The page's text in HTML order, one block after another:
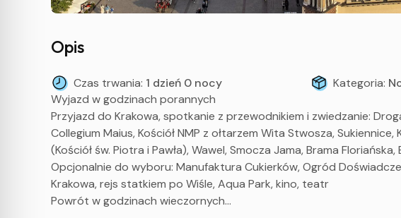
Opis
Czas trwania: 1 dzień 0 nocy Kategoria:
Wyjazd w godzinach porannych
Przyjazd do Krakowa, spotkanie z przewodnikiem i zwiedzanie:
Collegium Maius, Kościół NMP z ołtarzem Wita Stwosza, Sukiennice,
(Kościół św. Piotra i Pawła), Wawel, Smocza Jama, Brama Floriańska,
Opcjonalnie do wyboru: Manufaktura Cukierków, Ogród
Krakowa, rejs statkiem po Wiśle, Aqua Park, kino, teatr
Powrót w godzinach wieczornych